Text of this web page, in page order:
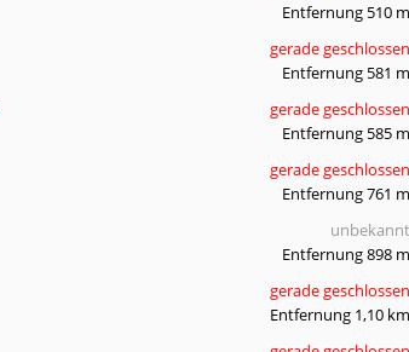
Entfernung 510 m
gerade geschlossen
Entfernung 581 m
gerade geschlossen
Entfernung 585 m
gerade geschlossen
Entfernung 761 m
unbekannt
Entfernung 898 m
gerade geschlossen
Entfernung 1,10 km